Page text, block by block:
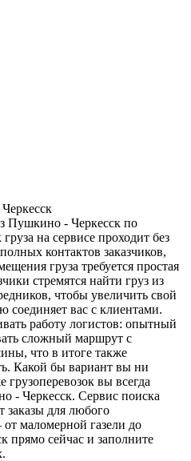
Пушкино - Черкесск по
на сервисе проходит без
контактов заказчиков,
груза требуется простая
стремятся найти груз из
чтобы увеличить свой
соединяет вас с клиентами.
работу логистов: опытный
сложный маршрут с
что в итоге также
Какой бы вариант вы ни
вы всегда
- Черкесск. Сервис поиска
заказы для любого
маломерной газели до
прямо сейчас и заполните